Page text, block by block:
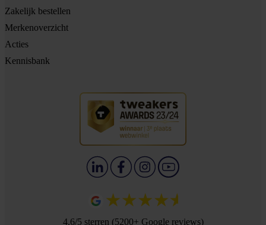
Zakelijk bestellen
Merkenoverzicht
Acties
Kennisbank
4.6/5 sterren (5200+ Google reviews)